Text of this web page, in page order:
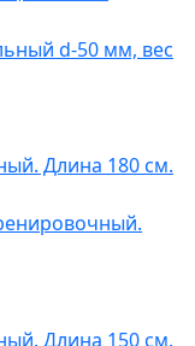
d-50 мм, вес